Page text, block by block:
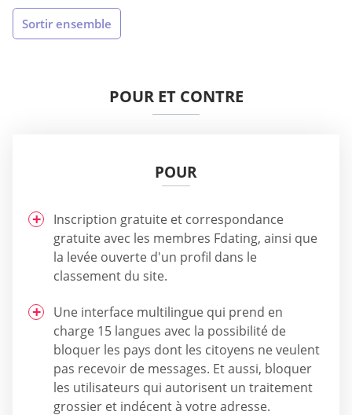
Sortir ensemble
POUR ET CONTRE
POUR
Inscription gratuite et correspondance
gratuite avec les membres Fdating, ainsi que
la levée ouverte d'un profil dans le
classement du site.
Une interface multilingue qui prend en
charge 15 langues avec la possibilité de
bloquer les pays dont les citoyens ne veulent
pas recevoir de messages. Et aussi, bloquer
les utilisateurs qui autorisent un traitement
grossier et indécent à votre adresse.